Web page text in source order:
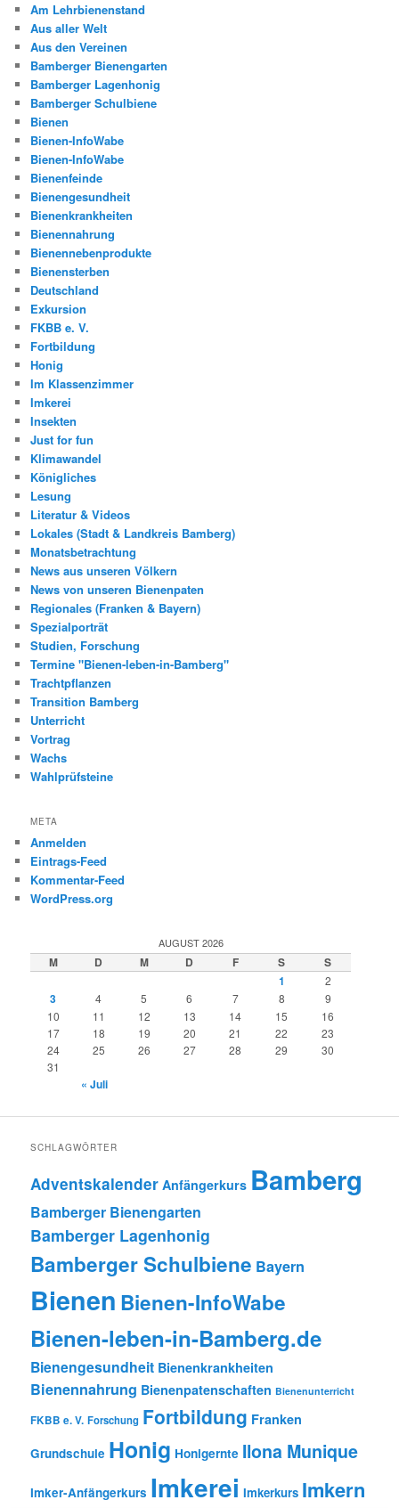
Am Lehrbienenstand
Aus aller Welt
Aus den Vereinen
Bamberger Bienengarten
Bamberger Lagenhonig
Bamberger Schulbiene
Bienen
Bienen-InfoWabe
Bienen-InfoWabe
Bienenfeinde
Bienengesundheit
Bienenkrankheiten
Bienennahrung
Bienennebenprodukte
Bienensterben
Deutschland
Exkursion
FKBB e. V.
Fortbildung
Honig
Im Klassenzimmer
Imkerei
Insekten
Just for fun
Klimawandel
Königliches
Lesung
Literatur & Videos
Lokales (Stadt & Landkreis Bamberg)
Monatsbetrachtung
News aus unseren Völkern
News von unseren Bienenpaten
Regionales (Franken & Bayern)
Spezialporträt
Studien, Forschung
Termine "Bienen-leben-in-Bamberg"
Trachtpflanzen
Transition Bamberg
Unterricht
Vortrag
Wachs
Wahlprüfsteine
META
Anmelden
Eintrags-Feed
Kommentar-Feed
WordPress.org
AUGUST 2026
M D M D F S
S
1
2
3 4 5 6 7 8
9
10
11 12 13 14 15
16
17
18 19 20 21 22
23
24
25 26 27 28 29
30
31
« Juli
SCHLAGWÖRTER
Adventskalender Anfängerkurs Bamberg
Bamberger Bienengarten
Bamberger Lagenhonig
Bamberger Schulbiene Bayern
Bienen Bienen-InfoWabe
Bienen-leben-in-Bamberg.de
Bienengesundheit Bienenkrankheiten
Bienennahrung Bienenpatenschaften Bienenunterricht
FKBB e. V. Forschung Fortbildung Franken
Grundschule Honig Honigernte Ilona Munique
Imker-Anfängerkurs Imkerei Imkerkurs Imkern